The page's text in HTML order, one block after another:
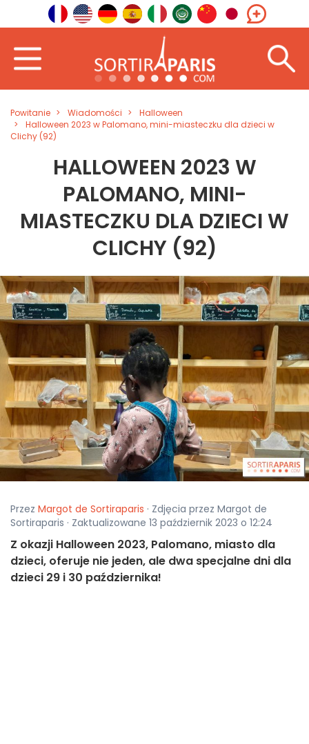
Powitanie Wiadomości
Halloween
Halloween 2023 w Palomano, mini-miasteczku dla dzieci w
Clichy (92)
HALLOWEEN 2023 W
PALOMANO, MINI-
MIASTECZKU DLA DZIECI W
CLICHY (92)
Przez Margot de Sortiraparis · Zdjęcia przez Margot de
Sortiraparis · Zaktualizowane 13 październik 2023 o 12:24
Z okazji Halloween 2023, Palomano, miasto dla
dzieci, oferuje nie jeden, ale dwa specjalne dni dla
dzieci 29 i 30 października!